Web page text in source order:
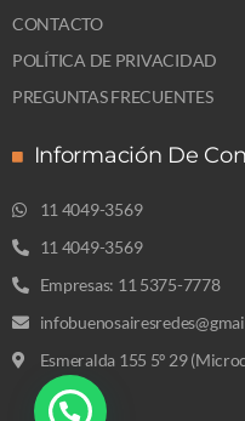
CONTACTO
POLÍTICA DE PRIVACIDAD
PREGUNTAS FRECUENTES
Información De
11 4049-3569
11 4049-3569
Empresas: 11 5375-7778
Esmeralda 155 5º 29